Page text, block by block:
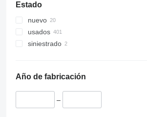
Estado
nuevo
usados
siniestrado
Año de fabricación
–